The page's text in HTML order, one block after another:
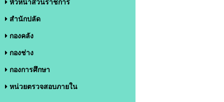
หัวหน้าส่วนราชการ
สำนักปลัด
กองคลัง
กองช่าง
กองการศึกษา
หน่วยตรวจสอบภายใน